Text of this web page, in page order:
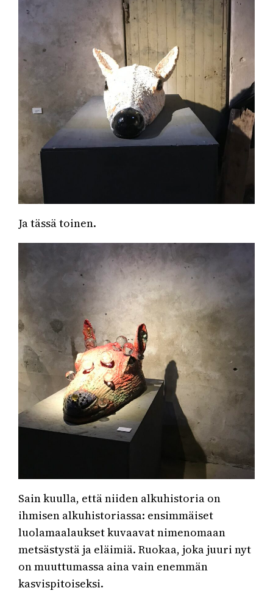
Ja tässä toinen.
Sain kuulla, että niiden alkuhistoria on
ihmisen alkuhistoriassa: ensimmäiset
luolamaalaukset kuvaavat nimenomaan
metsästystä ja eläimiä. Ruokaa, joka juuri nyt
on muuttumassa aina vain enemmän
kasvispitoiseksi.